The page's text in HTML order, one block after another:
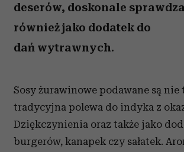
deserów, doskonale
również jako dodatek do
dań wytrawnych.
Sosy żurawinowe podawane są
tradycyjna polewa do indyka z
Dziękczynienia oraz także jako
burgerów, kanapek czy sałatek.